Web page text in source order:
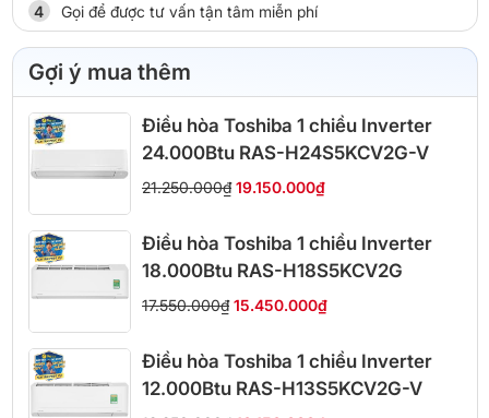
Gọi để được tư vấn tận tâm miễn phí
Gợi ý mua thêm
Điều hòa Toshiba 1 chiều Inverter
24.000Btu RAS-H24S5KCV2G-V
21.250.000₫ 19.150.000₫
Điều hòa Toshiba 1 chiều Inverter
18.000Btu RAS-H18S5KCV2G
17.550.000₫ 15.450.000₫
Điều hòa Toshiba 1 chiều Inverter
12.000Btu RAS-H13S5KCV2G-V